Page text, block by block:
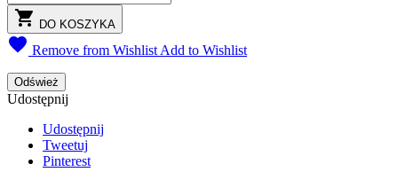
 DO KOSZYKA
 Remove from Wishlist Add to Wishlist
Udostępnij
Udostępnij
Tweetuj
Pinterest